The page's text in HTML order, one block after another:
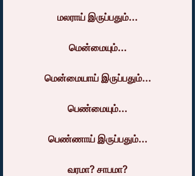
மலராய் இருப்பதும்...
மென்மையும்...
மென்மையாய் இருப்பதும்...
பெண்மையும்...
பெண்ணாய் இருப்பதும்...
வரமா? சாபமா?